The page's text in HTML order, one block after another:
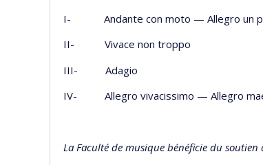
I- Andante con moto — Allegro un
II- Vivace non troppo
III- Adagio
IV- Allegro vivacissimo — Allegro
La Faculté de musique bénéficie du soutien